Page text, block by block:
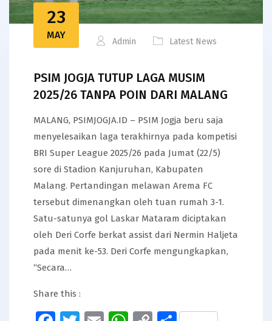
23
MAY
Admin Latest News
PSIM JOGJA TUTUP LAGA MUSIM
2025/26 TANPA POIN DARI MALANG
MALANG, PSIMJOGJA.ID – PSIM Jogja beru saja
menyelesaikan laga terakhirnya pada kompetisi
BRI Super League 2025/26 pada Jumat (22/5)
sore di Stadion Kanjuruhan, Kabupaten
Malang. Pertandingan melawan Arema FC
tersebut dimenangkan oleh tuan rumah 3-1.
Satu-satunya gol Laskar Mataram diciptakan
oleh Deri Corfe berkat assist dari Nermin Haljeta
pada menit ke-53. Deri Corfe mengungkapkan,
“Secara…
Share this :